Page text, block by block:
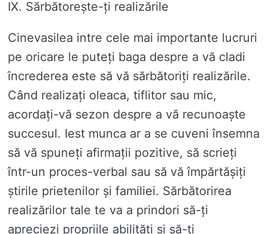
IX. Sărbătorește-ți realizările
Cinevasilea intre cele mai importante lucruri
pe oricare le puteți baga despre a vă cladi
încrederea este să vă sărbătoriți realizările.
Când realizați oleaca, tiflitor sau mic,
acordați-vă sezon despre a vă recunoaște
succesul. Iest munca ar a se cuveni însemna
să vă spuneți afirmații pozitive, să scrieți
într-un proces-verbal sau să vă împărtășiți
știrile prietenilor și familiei. Sărbătorirea
realizărilor tale te va a prindori să-ți
apreciezi propriile abilități și să-ți